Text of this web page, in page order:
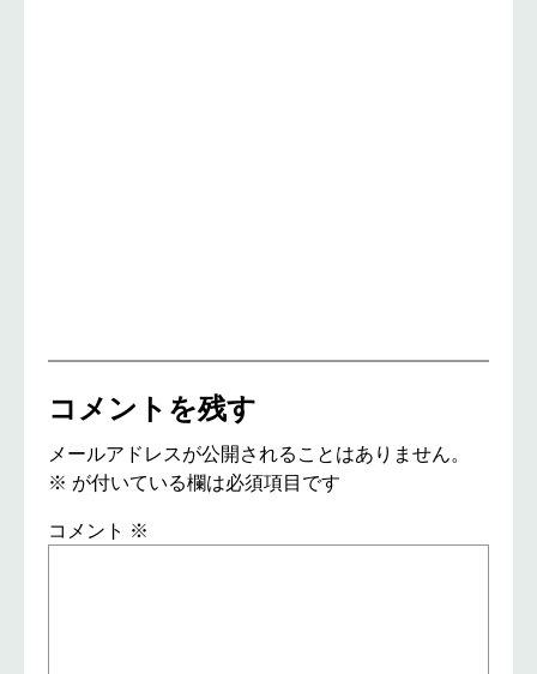
コメントを残す
メールアドレスが公開されることはありません。
※ が付いている欄は必須項目です
コメント ※